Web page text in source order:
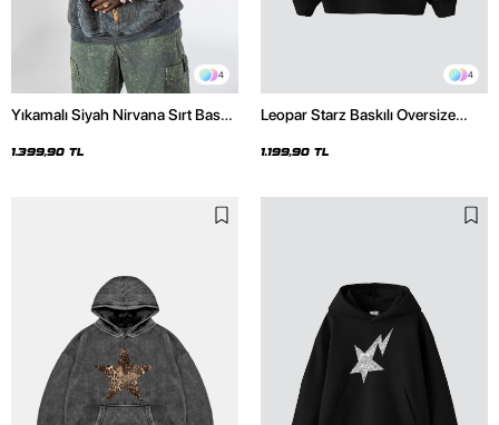
4
Yıkamalı Siyah Nirvana Sırt Baskılı
1.399,90 TL
4
Leopar Starz Baskılı Oversize
1.199,90 TL